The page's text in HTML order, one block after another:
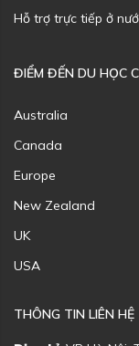
Hỗ trợ trực tiếp ở
ĐIỂM ĐẾN DU HỌC
Australia
Canada
Europe
New Zealand
UK
USA
THÔNG TIN LIÊN HỆ